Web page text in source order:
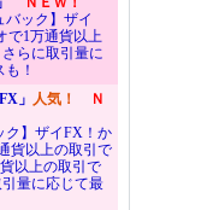
バック】ザイ
で1万通貨以上
らに取引量に
！
」 人気！
Ｎ
ク】ザイFX！か
貨以上の取引で
以上の取引で
量に応じて最